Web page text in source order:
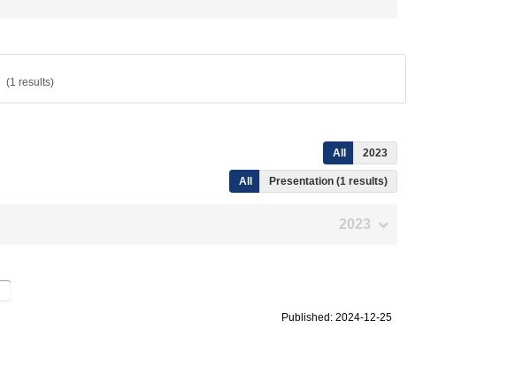
(1 results)
All 2023
All Presentation (1 results)
2023
Published: 2024-12-25